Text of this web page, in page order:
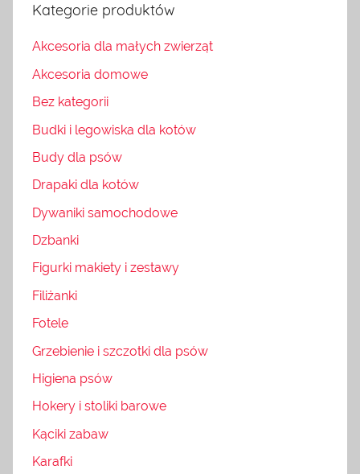
Kategorie produktów
Akcesoria dla małych zwierząt
Akcesoria domowe
Bez kategorii
Budki i legowiska dla kotów
Budy dla psów
Drapaki dla kotów
Dywaniki samochodowe
Dzbanki
Figurki makiety i zestawy
Filiżanki
Fotele
Grzebienie i szczotki dla psów
Higiena psów
Hokery i stoliki barowe
Kąciki zabaw
Karafki